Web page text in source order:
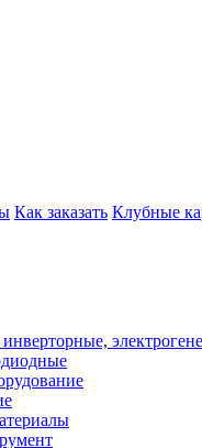
Как заказать Клубные